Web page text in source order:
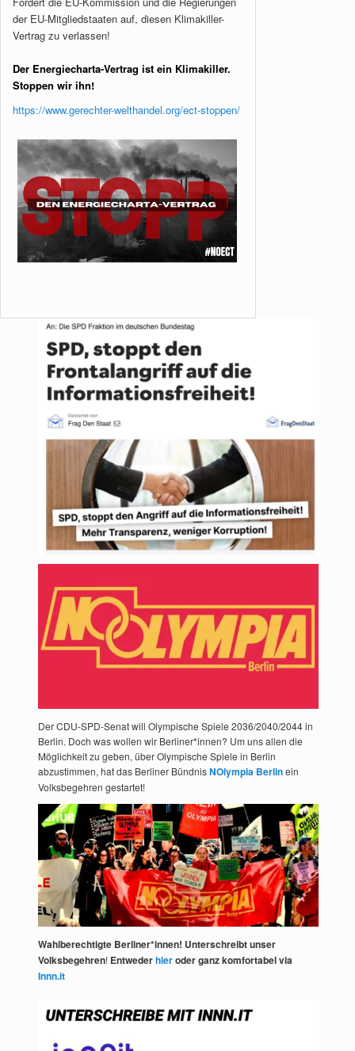
der EU-Mitgliedstaaten auf, diesen Klimakiller-
Vertrag zu verlassen!
Der Energiecharta-Vertrag ist ein Klimakiller.
Stoppen wir ihn!
https://www.gerechter-welthandel.org/ect-stoppen/
Der CDU-SPD-Senat will Olympische Spiele 2036/2040/2044 in
Berlin. Doch was wollen wir Berliner*innen? Um uns allen die
Möglichkeit zu geben, über Olympische Spiele in Berlin
abzustimmen, hat das Berliner BündnisNOlympia Berlinein
Volksbegehren gestartet!
Wahlberechtigte Berliner*innen! Unterschreibt unser
Volksbegehren! Entwederhieroder ganz komfortabel via
Innn.it